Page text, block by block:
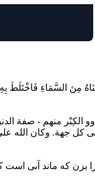
الكِبْر منهم - صفة
إلى كل جهة. وكان
را بزن که ماند